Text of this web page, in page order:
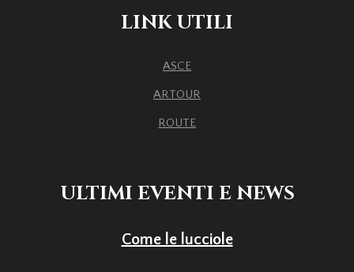
LINK UTILI
ASCE
ARTOUR
ROUTE
ULTIMI EVENTI E NEWS
Come le lucciole